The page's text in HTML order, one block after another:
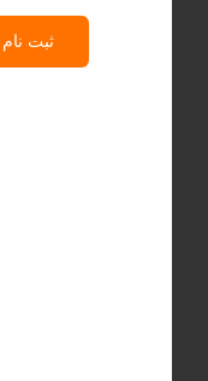
ثبت